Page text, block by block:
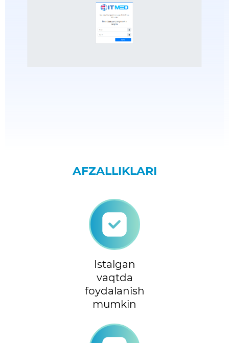
AFZALLIKLARI
Istalgan
vaqtda
foydalanish
mumkin